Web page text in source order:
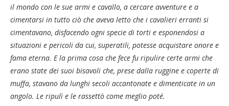
il mondo con le sue armi e cavallo, a cercare avventure e a
cimentarsi in tutto ciò che aveva letto che i cavalieri erranti si
cimentavano, disfacendo ogni specie di torti e esponendosi a
situazioni e pericoli da cui, superatili, potesse acquistare onore e
fama eterna. E la prima cosa che fece fu ripulire certe armi che
erano state dei suoi bisavoli che, prese dalla ruggine e coperte di
muffa, stavano da lunghi secoli accantonate e dimenticate in un
angolo. Le ripulì e le rassettò come meglio poté.